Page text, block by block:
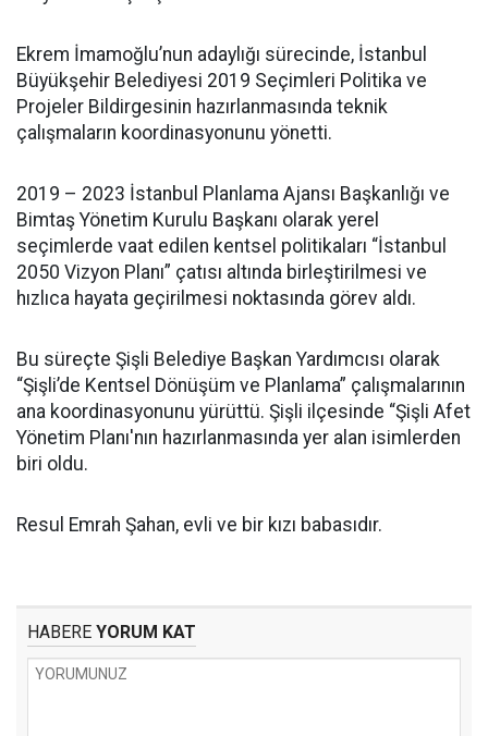
Ekrem İmamoğlu’nun adaylığı sürecinde, İstanbul
Büyükşehir Belediyesi 2019 Seçimleri Politika ve
Projeler Bildirgesinin hazırlanmasında teknik
çalışmaların koordinasyonunu yönetti.
2019 – 2023 İstanbul Planlama Ajansı Başkanlığı ve
Bimtaş Yönetim Kurulu Başkanı olarak yerel
seçimlerde vaat edilen kentsel politikaları “İstanbul
2050 Vizyon Planı” çatısı altında birleştirilmesi ve
hızlıca hayata geçirilmesi noktasında görev aldı.
Bu süreçte Şişli Belediye Başkan Yardımcısı olarak
“Şişli’de Kentsel Dönüşüm ve Planlama” çalışmalarının
ana koordinasyonunu yürüttü. Şişli ilçesinde “Şişli Afet
Yönetim Planı'nın hazırlanmasında yer alan isimlerden
biri oldu.
Resul Emrah Şahan, evli ve bir kızı babasıdır.
HABERE YORUM KAT